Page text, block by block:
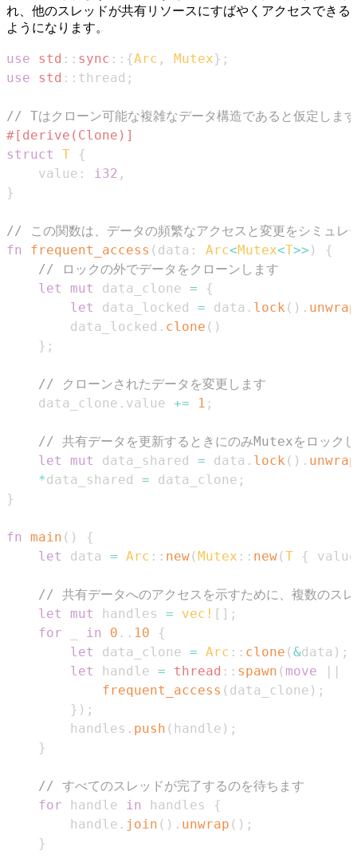
れ、他のスレッドが共有リソースにすばやくアクセスできる
ようになります。
use std :: sync :: {Arc , Mutex} ;
use
std :: thread ;
// Tはクローン可能な複雑なデータ構造であると仮定します
#[derive(Clone)]
struct
T
{
    value
: i32 ,
}
// この関数は、データの頻繁なアクセスと変更をシミュレ
fn
frequent_access ( data : Arc<Mutex<T>> )
{
// ロックの外でデータをクローンします
let
mut data_clone =
{
let
data_locked = data . lock ( ) . unwrap
        data_locked
. clone ( )
} ;
// クローンされたデータを変更します
    data_clone
. value += 1 ;
// 共有データを更新するときにのみMutexをロック
let
mut data_shared = data . lock ( ) . unwrap
*data_shared = data_clone ;
}
fn main ( )
{
let
data = Arc :: new(Mutex :: new(T { value
// 共有データへのアクセスを示すために、複数のス
let
mut handles = vec! [ ] ;
for
in 0 .. 10
{
let
data_clone = Arc :: clone (&data ) ;
let
handle = thread :: spawn ( move | |
frequent_access ( data_clone ) ;
} ) ;
        handles
. push ( handle ) ;
}
// すべてのスレッドが完了するのを待ちます
for handle in handles
{
        handle
. join ( ) . unwrap ( ) ;
}